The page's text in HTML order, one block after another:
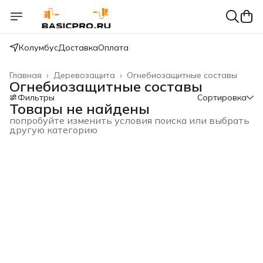
КолумбусДоставкаОплата
Огнебиозащитные составы
Деревозащита ›
Главная ›
Огнебиозащитные составы
Фильтры Сортировка
Товары не найдены
попробуйте изменить условия поиска или выбрать
другую категорию